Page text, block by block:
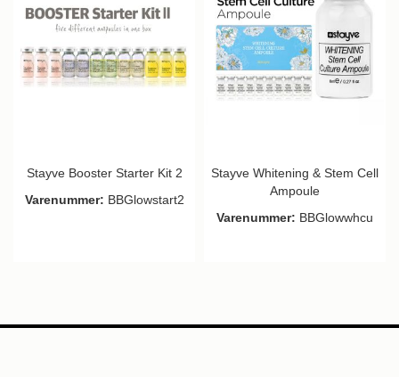
Stayve Booster Starter Kit 2
Varenummer: BBGlowstart2
Stayve Whitening & Stem Cell
Ampoule
Varenummer: BBGlowwhcu